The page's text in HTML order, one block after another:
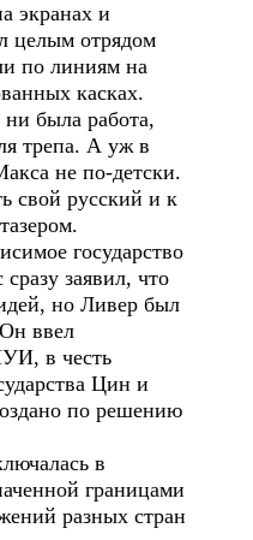
экранах и
целым отрядом
по линиям на
касках.
была работа,
трепа. А уж в
не по-детски.
свой русский и к
государство
заявил, что
но Ливер был
ввел
в честь
Цин и
по решению
в
границами
разных стран